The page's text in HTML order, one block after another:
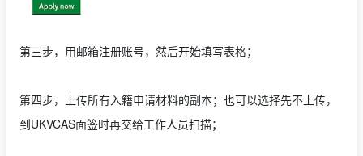
第三步，用邮箱注册账号，然后开始填写表格；
第四步，上传所有入籍申请材料的副本；也可以选择先不上传，
到UKVCAS面签时再交给工作人员扫描；